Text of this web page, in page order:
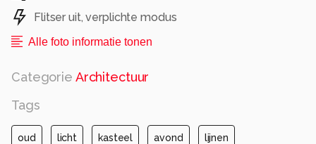
Flitser uit, verplichte modus
Alle foto informatie tonen
Categorie Architectuur
Tags
oud licht kasteel avond lijnen